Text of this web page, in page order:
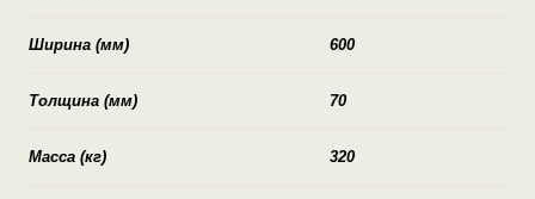
Ширина (мм) 600
Толщина (мм) 70
Масса (кг) 320